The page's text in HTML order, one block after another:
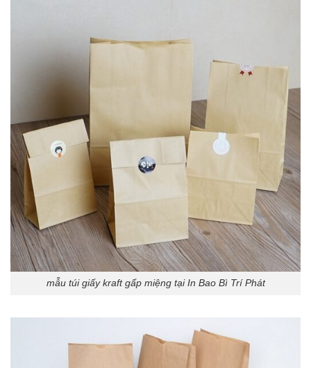
mẫu túi giấy kraft gấp miệng tại In Bao Bì Trí Phát